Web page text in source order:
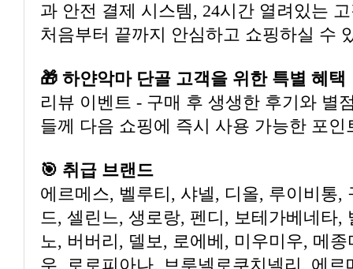
과 안전 결제 시스템, 24시간 열려있는
처음부터 끝까지 안심하고 쇼핑하실 수
🎁 하얀악마 단골 고객을 위한 특별 혜택
리뷰 이벤트 - 구매 후 생생한 후기와 별
들께 다음 쇼핑에 즉시 사용 가능한 포인
🎯 취급 브랜드
에르메스, 벨루티, 샤넬, 디올, 루이비통,
드, 셀린느, 생로랑, 펜디, 보테가베네타,
노, 버버리, 델보, 로에베, 미우미우, 메
우, 로로피아나, 브루넬로쿠치넬리, 에